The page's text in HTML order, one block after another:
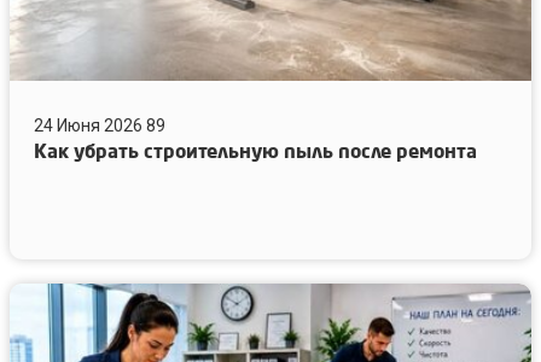
24 Июня 2026 89
Как убрать строительную пыль после ремонта
подготовить
офис